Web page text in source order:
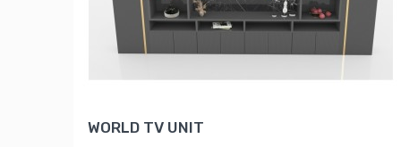
WORLD TV UNIT